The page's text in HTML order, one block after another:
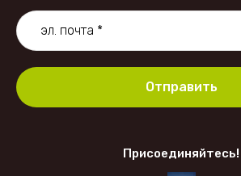
Присоединяйтесь!
Отправить